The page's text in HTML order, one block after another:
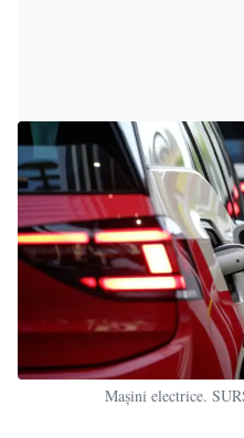
Mașini electrice.